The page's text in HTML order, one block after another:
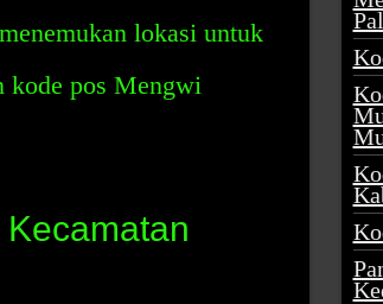
lokasi untuk
kode pos Mengwi